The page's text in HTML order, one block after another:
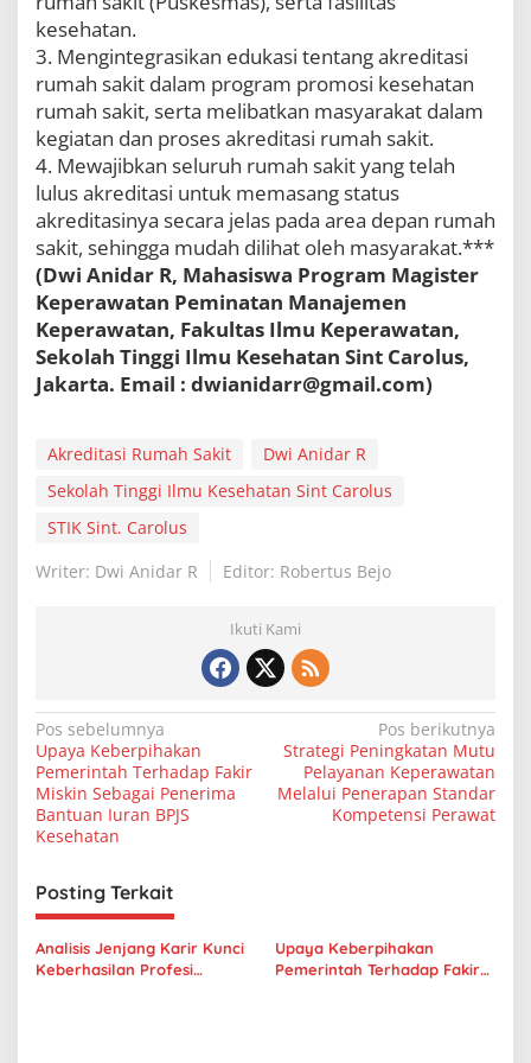
kesehatan.
3. Mengintegrasikan edukasi tentang akreditasi
rumah sakit dalam program promosi kesehatan
rumah sakit, serta melibatkan masyarakat dalam
kegiatan dan proses akreditasi rumah sakit.
4. Mewajibkan seluruh rumah sakit yang telah
lulus akreditasi untuk memasang status
akreditasinya secara jelas pada area depan rumah
sakit, sehingga mudah dilihat oleh masyarakat.***
(Dwi Anidar R, Mahasiswa Program Magister
Keperawatan Peminatan Manajemen
Keperawatan, Fakultas Ilmu Keperawatan,
Sekolah Tinggi Ilmu Kesehatan Sint Carolus,
Jakarta. Email : dwianidarr@gmail.com)
Akreditasi Rumah Sakit
Dwi Anidar R
Sekolah Tinggi Ilmu Kesehatan Sint Carolus
STIK Sint. Carolus
Writer: Dwi Anidar R
Editor: Robertus Bejo
Ikuti Kami
N
a
v
i
a
s
i
Pos sebelumnya
Upaya Keberpihakan
Pemerintah Terhadap Fakir
Miskin Sebagai Penerima
Bantuan Iuran BPJS
Kesehatan
Pos berikutnya
Strategi Peningkatan Mutu
Pelayanan Keperawatan
Melalui Penerapan Standar
Kompetensi Perawat
Posting Terkait
Analisis Jenjang Karir Kunci
Keberhasilan Profesi
Upaya Keberpihakan
Pemerintah Terhadap Fakir